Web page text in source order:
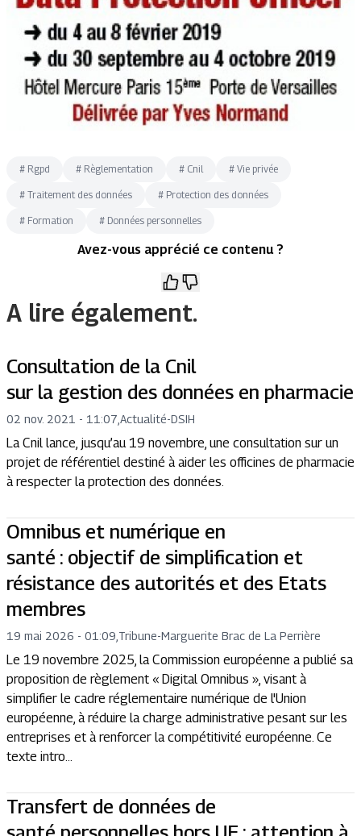
# Rgpd # Règlementation # Cnil # Vie privée
# Traitement des données # Protection des données
# Formation # Données personnelles
Avez-vous apprécié ce contenu ?
A lire également.
Consultation de la Cnil
sur la gestion des données en pharmacie
02 nov. 2021 - 11:07 Actualité-DSIH
La Cnil lance, jusqu’au 19 novembre, une consultation sur un
projet de référentiel destiné à aider les officines de pharmacie
à respecter la protection des données.
Omnibus et numérique en
santé : objectif de simplification et
résistance des autorités et des Etats
membres
19 mai 2026 - 01:09 Tribune-Marguerite Brac de La Perrière
Le 19 novembre 2025, la Commission européenne a publié sa
proposition de règlement « Digital Omnibus », visant à
simplifier le cadre réglementaire numérique de l'Union
européenne, à réduire la charge administrative pesant sur les
entreprises et à renforcer la compétitivité européenne. Ce
texte intro...
Transfert de données de